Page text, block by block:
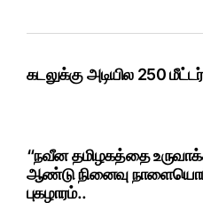
கடலுக்கு அடியில 250
“நவீன தமிழகத்தை
ஆண்டு நினைவு
புகழாரம்..